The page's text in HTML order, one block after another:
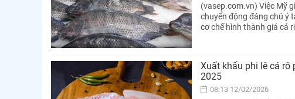
(vasep.com.vn) Việc Mỹ
chuyển động đáng chú ý
cơ chế hình thành giá cá
Xuất khẩu phi lê cá rô
2025
08:13 12/02/2026